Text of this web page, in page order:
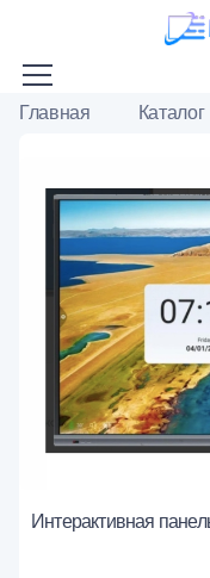
Главная Каталог
Интерактивная